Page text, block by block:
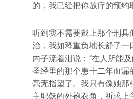
的，我已经把你放疗的预约
听到我不需要戴上那个刑具
治，我如释重负地长舒了一
内子流着泪说：‌‌“在人所能
圣经里的那个患十二年血漏
毫无指望了。我只有像她那
主耶稣的外袍衣角，祈求上